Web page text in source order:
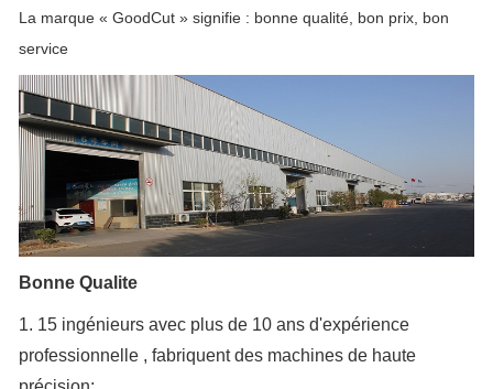
La marque « GoodCut » signifie : bonne qualité, bon prix, bon
service
Bonne Qualite
1. 15 ingénieurs avec plus de 10 ans d'expérience
professionnelle , fabriquent des machines de haute